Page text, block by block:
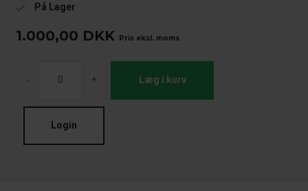
check På Lager
1.000,00 DKK Pris eksl. moms
- + Læg i kurv
Login